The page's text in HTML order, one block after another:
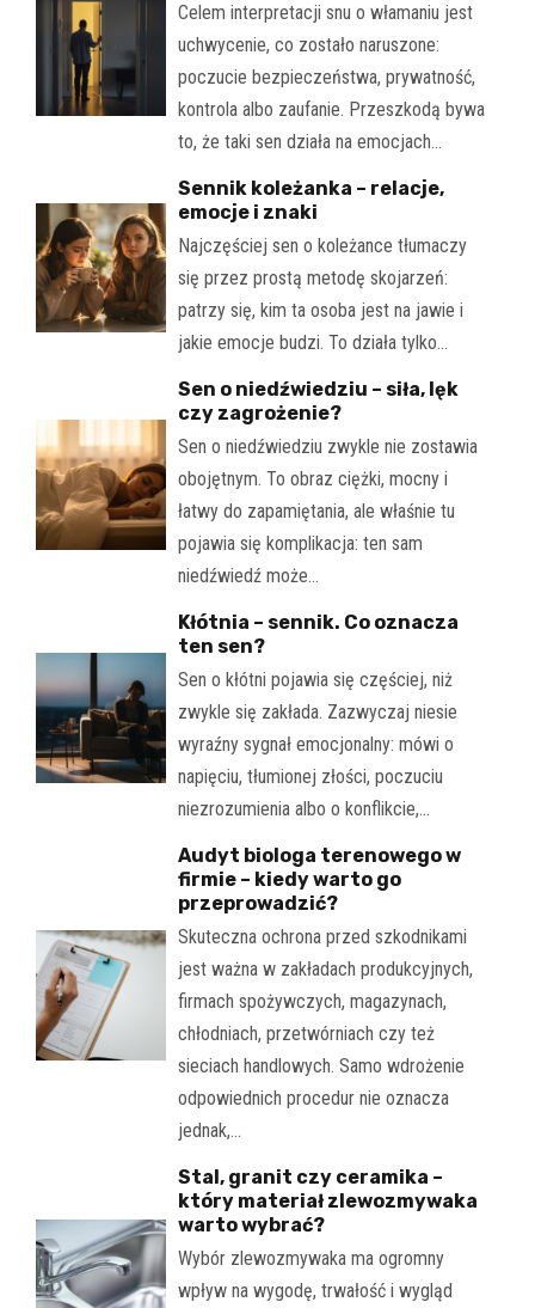
Celem interpretacji snu o włamaniu jest
uchwycenie, co zostało naruszone:
poczucie bezpieczeństwa, prywatność,
kontrola albo zaufanie. Przeszkodą bywa
to, że taki sen działa na emocjach…
Sennik koleżanka – relacje,
emocje i znaki
Najczęściej sen o koleżance tłumaczy
się przez prostą metodę skojarzeń:
patrzy się, kim ta osoba jest na jawie i
jakie emocje budzi. To działa tylko…
Sen o niedźwiedziu – siła, lęk
czy zagrożenie?
Sen o niedźwiedziu zwykle nie zostawia
obojętnym. To obraz ciężki, mocny i
łatwy do zapamiętania, ale właśnie tu
pojawia się komplikacja: ten sam
niedźwiedź może…
Kłótnia – sennik. Co oznacza
ten sen?
Sen o kłótni pojawia się częściej, niż
zwykle się zakłada. Zazwyczaj niesie
wyraźny sygnał emocjonalny: mówi o
napięciu, tłumionej złości, poczuciu
niezrozumienia albo o konflikcie,…
Audyt biologa terenowego w
firmie – kiedy warto go
przeprowadzić?
Skuteczna ochrona przed szkodnikami
jest ważna w zakładach produkcyjnych,
firmach spożywczych, magazynach,
chłodniach, przetwórniach czy też
sieciach handlowych. Samo wdrożenie
odpowiednich procedur nie oznacza
jednak,…
Stal, granit czy ceramika –
który materiał zlewozmywaka
warto wybrać?
Wybór zlewozmywaka ma ogromny
wpływ na wygodę, trwałość i wygląd